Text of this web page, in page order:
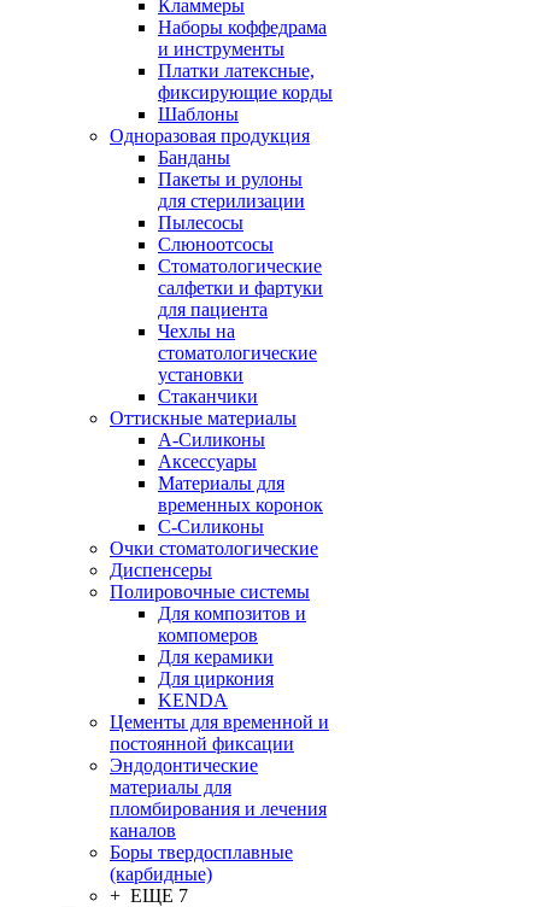
Кламмеры
Наборы коффедрама
и инструменты
Платки латексные,
фиксирующие корды
Шаблоны
Одноразовая продукция
Банданы
Пакеты и рулоны
для стерилизации
Пылесосы
Слюноотсосы
Стоматологические
салфетки и фартуки
для пациента
Чехлы на
стоматологические
установки
Стаканчики
Оттискные материалы
А-Силиконы
Аксессуары
Материалы для
временных коронок
С-Силиконы
Очки стоматологические
Диспенсеры
Полировочные системы
Для композитов и
компомеров
Для керамики
Для циркония
KENDA
Цементы для временной и
постоянной фиксации
Эндодонтические
материалы для
пломбирования и лечения
каналов
Боры твердосплавные
(карбидные)
+ ЕЩЕ 7